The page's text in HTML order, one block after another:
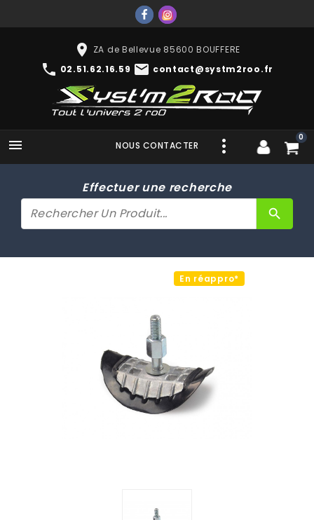
place ZA de Bellevue 85600 BOUFFERE
phone 02.51.62.16.59 mail contact@systm2roo.fr
 0
NOUS CONTACTER
Effectuer une recherche
search
En réappro*